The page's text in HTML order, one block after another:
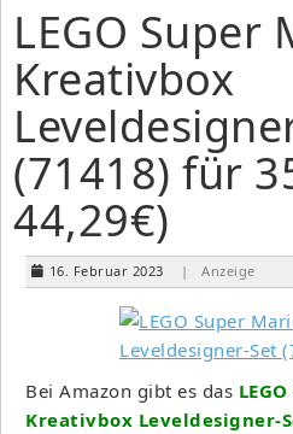
LEGO Super
Kreativbox
(71418) für
44,29€)
16. Februar 2023 | Anzeige
Bei Amazon gibt es das
Kreativbox Leveldesigner-